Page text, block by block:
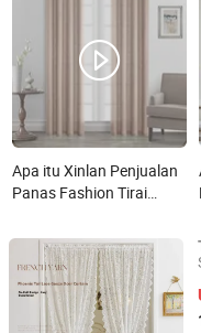
Apa itu Xinlan Penjualan
Panas Fashion Tirai
Berwarna Multiple untuk
Kamar Tidur Ruang
Tamu Berkualitas Tinggi
Shaoxing Heybei
Zhejiang, China